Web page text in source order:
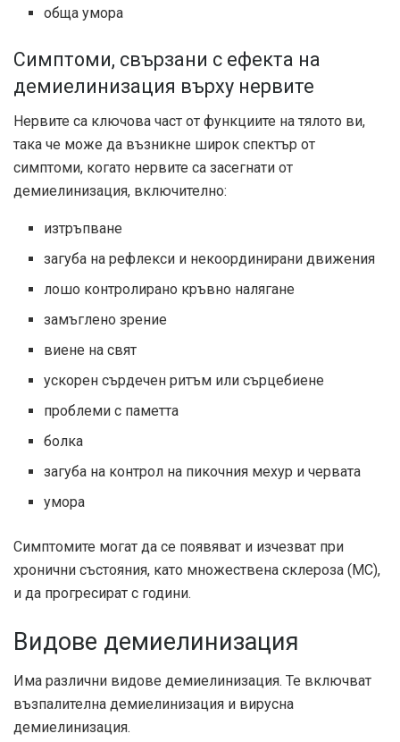
обща умора
Симптоми, свързани с ефекта на
демиелинизация върху нервите
Нервите са ключова част от функциите на тялото ви,
така че може да възникне широк спектър от
симптоми, когато нервите са засегнати от
демиелинизация, включително:
изтръпване
загуба на рефлекси и некоординирани движения
лошо контролирано кръвно налягане
замъглено зрение
виене на свят
ускорен сърдечен ритъм или сърцебиене
проблеми с паметта
болка
загуба на контрол на пикочния мехур и червата
умора
Симптомите могат да се появяват и изчезват при
хронични състояния, като множествена склероза (МС),
и да прогресират с години.
Видове демиелинизация
Има различни видове демиелинизация. Те включват
възпалителна демиелинизация и вирусна
демиелинизация.